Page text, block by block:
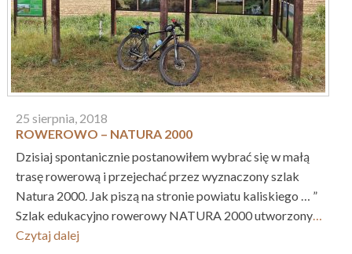
25 sierpnia, 2018
ROWEROWO – NATURA 2000
Dzisiaj spontanicznie postanowiłem wybrać się w małą
trasę rowerową i przejechać przez wyznaczony szlak
Natura 2000. Jak piszą na stronie powiatu kaliskiego … ”
Szlak edukacyjno rowerowy NATURA 2000 utworzony…
Czytaj dalej